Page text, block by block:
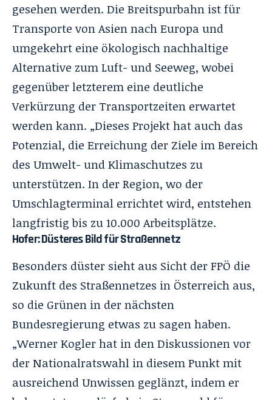
gesehen werden. Die Breitspurbahn ist für
Transporte von Asien nach Europa und
umgekehrt eine ökologisch nachhaltige
Alternative zum Luft- und Seeweg, wobei
gegenüber letzterem eine deutliche
Verkürzung der Transportzeiten erwartet
werden kann. „Dieses Projekt hat auch das
Potenzial, die Erreichung der Ziele im Bereich
des Umwelt- und Klimaschutzes zu
unterstützen. In der Region, wo der
Umschlagterminal errichtet wird, entstehen
langfristig bis zu 10.000 Arbeitsplätze.
Hofer: Düsteres Bild für Straßennetz
Besonders düster sieht aus Sicht der FPÖ die
Zukunft des Straßennetzes in Österreich aus,
so die Grünen in der nächsten
Bundesregierung etwas zu sagen haben.
„Werner Kogler hat in den Diskussionen vor
der Nationalratswahl in diesem Punkt mit
ausreichend Unwissen geglänzt, indem er